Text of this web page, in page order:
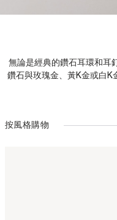
無論是經典的鑽石耳環和耳
鑽石與玫瑰金、黃K金或白K
按風格購物